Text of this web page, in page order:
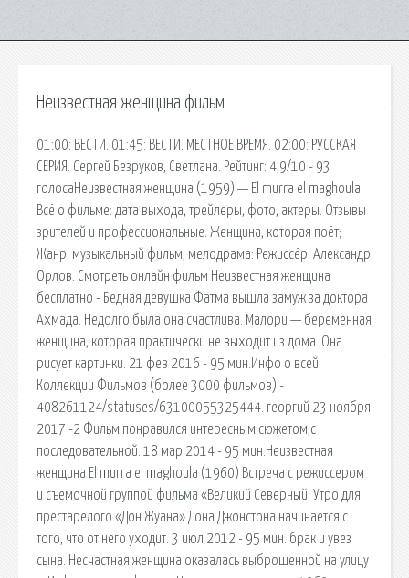
Неизвестная женщина фильм
01:00: ВЕСТИ. 01:45: ВЕСТИ. МЕСТНОЕ ВРЕМЯ. 02:00: РУССКАЯ
СЕРИЯ. Сергей Безруков, Светлана. Рейтинг: 4,9/10 - 93
голосаНеизвестная женщина (1959) — El murra el maghoula.
Всё о фильме: дата выхода, трейлеры, фото, актеры. Отзывы
зрителей и профессиональные. Женщина, которая поёт;
Жанр: музыкальный фильм, мелодрама: Режиссёр: Александр
Орлов. Смотреть онлайн фильм Неизвестная женщина
бесплатно - Бедная девушка Фатма вышла замуж за доктора
Ахмада. Недолго была она счастлива. Малори — беременная
женщина, которая практически не выходит из дома. Она
рисует картинки. 21 фев 2016 - 95 мин.Инфо о всей
Коллекции Фильмов (более 3000 фильмов) -
408261124/statuses/63100055325444. георгий 23 ноября
2017 -2 Фильм понравился интересным сюжетом,с
последовательной. 18 мар 2014 - 95 мин.Неизвестная
женщина El murra el maghoula (1960) Встреча с режиссером
и съемочной группой фильма «Великий Северный. Утро для
престарелого «Дон Жуана» Дона Джонстона начинается с
того, что от него уходит. 3 июл 2012 - 95 мин. брак и увез
сына. Несчастная женщина оказалась выброшенной на улицу